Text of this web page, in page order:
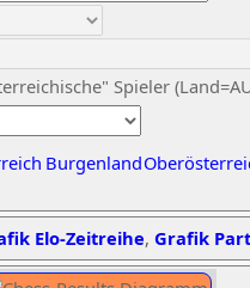
Spieler
Burgenland
Elo-Zeitreihe, Grafik